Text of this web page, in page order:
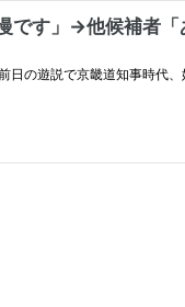
す」→他候補者